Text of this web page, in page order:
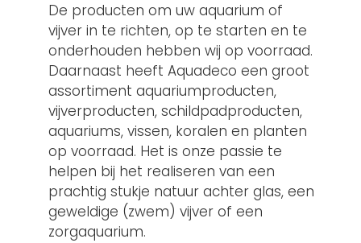
De producten om uw aquarium of
vijver in te richten, op te starten en te
onderhouden hebben wij op voorraad.
Daarnaast heeft Aquadeco een groot
assortiment aquariumproducten,
vijverproducten, schildpadproducten,
aquariums, vissen, koralen en planten
op voorraad. Het is onze passie te
helpen bij het realiseren van een
prachtig stukje natuur achter glas, een
geweldige (zwem) vijver of een
zorgaquarium.